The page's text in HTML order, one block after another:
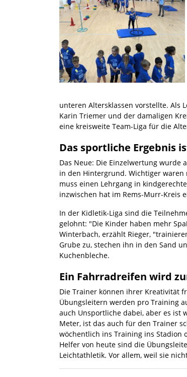
unteren Altersklassen vorstellte. Als
Karin Triemer und der damaligen
eine kreisweite Team-Liga für die
Das sportliche Ergebnis
Das Neue: Die Einzelwertung wurde
in den Hintergrund. Wichtiger
muss einen Lehrgang in
inzwischen hat im Rems-Murr-Kreis
In der Kidletik-Liga sind die
gelohnt: "Die Kinder haben mehr
Winterbach, erzählt Rieger,
Grube zu, stechen ihn in den Sand
Kuchenbleche.
Ein Fahrradreifen wird
Die Trainer können ihrer Kreativität
Übungsleitern werden pro Training
auch Unsportliche dabei, aber es ist
Meter, ist das auch für den Trainer
wöchentlich ins Training ins Stadion
Helfer von heute sind die
Leichtathletik. Vor allem, weil sie